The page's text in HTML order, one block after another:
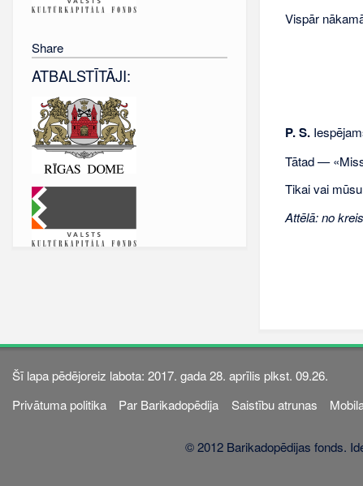
Vispār
P. S.
Tātad —
Tikai vai
Attēlā: no
Share
ATBALSTĪTĀJI:
Šī lapa pēdējoreiz labota: 2017. gada 28. aprīlis plkst. 09.26.
Privātuma politika
Par Barikadopēdija Saistību atrunas
© 2012 Barikadopēdijas fonds.